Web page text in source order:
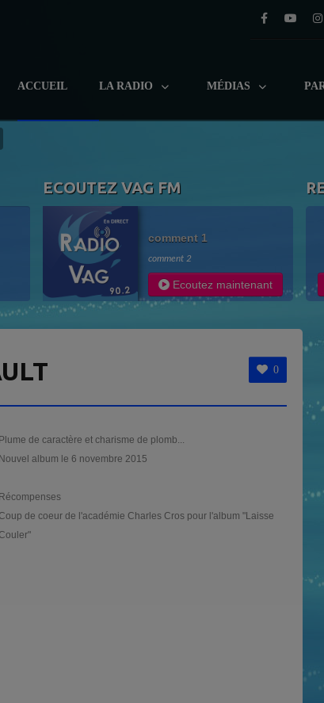
ACCUEIL LA RADIO MÉDIAS
ECOUTEZ VAG FM
comment 1
comment 2
Ecoutez maintenant
0
Plume de caractère et charisme de plomb...
Nouvel album le 6 novembre 2015
Récompenses
de coeur de l'académie Charles Cros pour l'album "Laisse